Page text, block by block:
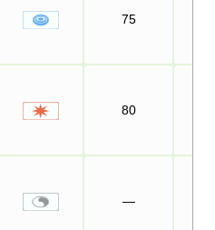
75
80
—